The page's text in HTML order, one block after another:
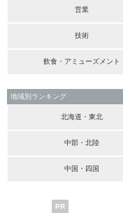
営業
技術
飲食・アミューズメント
地域別ランキング
北海道・東北
中部・北陸
中国・四国
PR